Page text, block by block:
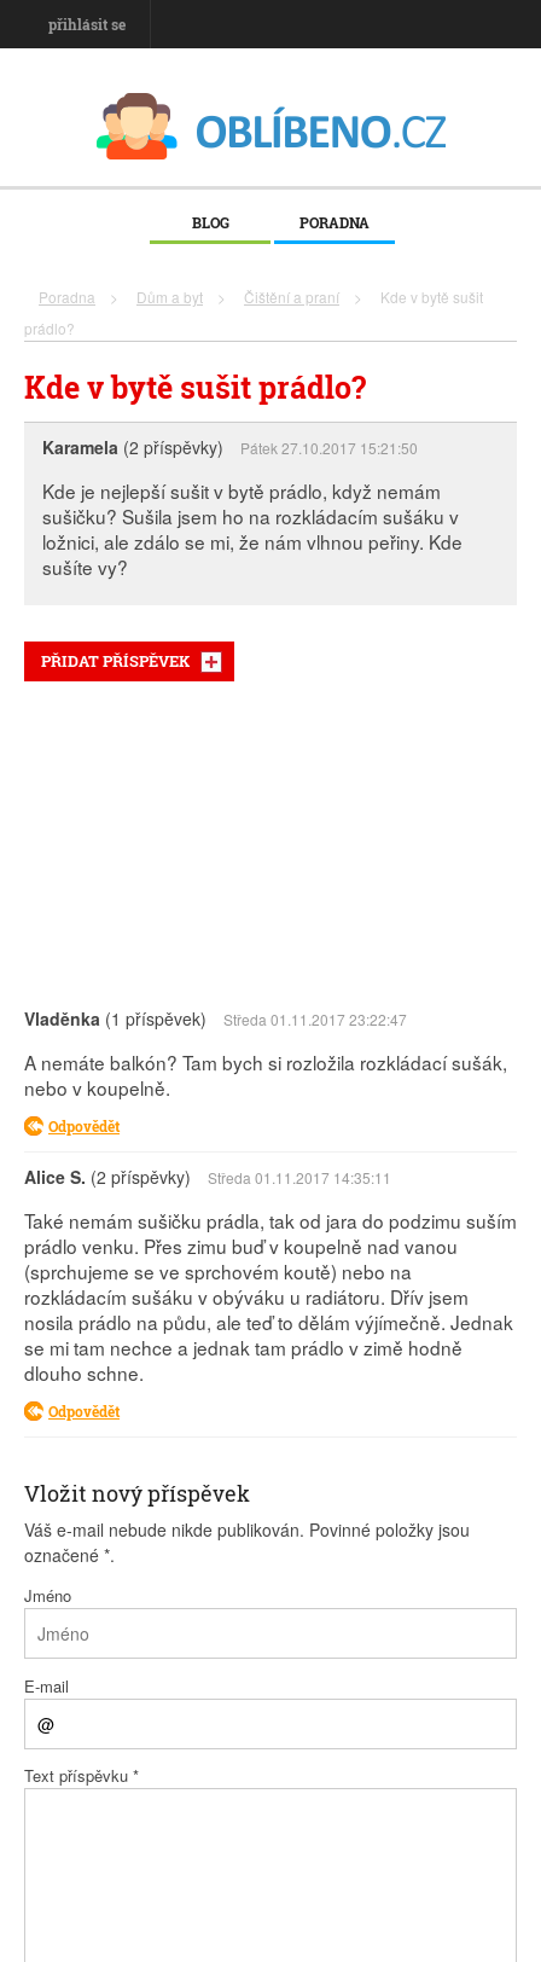
přihlásit se
BLOG PORADNA
Poradna > Dům a byt > Čištění a praní >
Kde v bytě sušit
prádlo?
Kde v bytě sušit prádlo?
Karamela (2 příspěvky) Pátek 27.10.2017 15:21:50
Kde je nejlepší sušit v bytě prádlo, když nemám
sušičku? Sušila jsem ho na rozkládacím sušáku v
ložnici, ale zdálo se mi, že nám vlhnou peřiny. Kde
sušíte vy?
PŘIDAT PŘÍSPĚVEK
Vladěnka (1 příspěvek) Středa 01.11.2017 23:22:47
A nemáte balkón? Tam bych si rozložila rozkládací sušák,
nebo v koupelně.
Odpovědět
Alice S. (2 příspěvky) Středa 01.11.2017 14:35:11
Také nemám sušičku prádla, tak od jara do podzimu suším
prádlo venku. Přes zimu buď v koupelně nad vanou
(sprchujeme se ve sprchovém koutě) nebo na
rozkládacím sušáku v obýváku u radiátoru. Dřív jsem
nosila prádlo na půdu, ale teď to dělám výjímečně. Jednak
se mi tam nechce a jednak tam prádlo v zimě hodně
dlouho schne.
Odpovědět
Vložit nový příspěvek
Váš e-mail nebude nikde publikován. Povinné položky jsou
označené *.
Jméno
E-mail
Text příspěvku *